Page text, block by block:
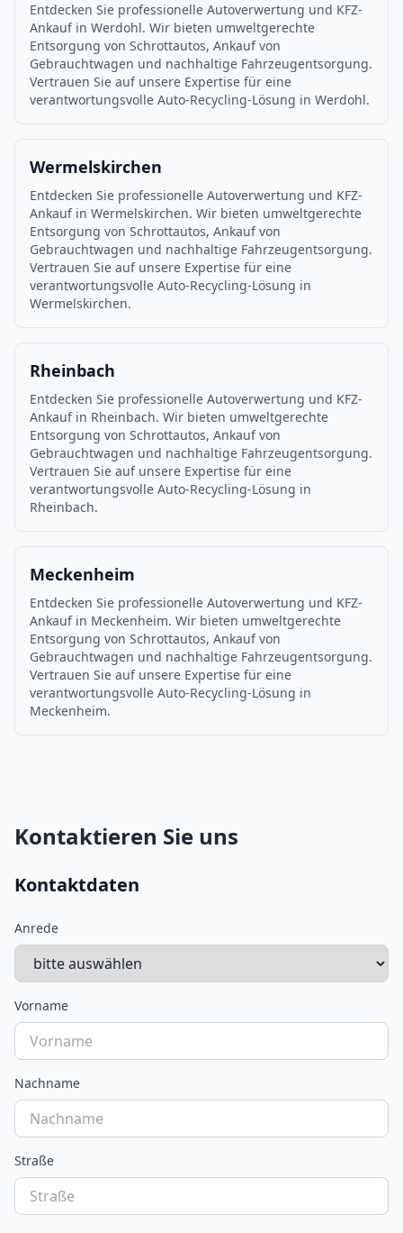
Entdecken Sie professionelle Autoverwertung und KFZ-
Ankauf in Werdohl. Wir bieten umweltgerechte
Entsorgung von Schrottautos, Ankauf von
Gebrauchtwagen und nachhaltige Fahrzeugentsorgung.
Vertrauen Sie auf unsere Expertise für eine
verantwortungsvolle Auto-Recycling-Lösung in Werdohl.
Wermelskirchen
Entdecken Sie professionelle Autoverwertung und KFZ-
Ankauf in Wermelskirchen. Wir bieten umweltgerechte
Entsorgung von Schrottautos, Ankauf von
Gebrauchtwagen und nachhaltige Fahrzeugentsorgung.
Vertrauen Sie auf unsere Expertise für eine
verantwortungsvolle Auto-Recycling-Lösung in
Wermelskirchen.
Rheinbach
Entdecken Sie professionelle Autoverwertung und KFZ-
Ankauf in Rheinbach. Wir bieten umweltgerechte
Entsorgung von Schrottautos, Ankauf von
Gebrauchtwagen und nachhaltige Fahrzeugentsorgung.
Vertrauen Sie auf unsere Expertise für eine
verantwortungsvolle Auto-Recycling-Lösung in
Rheinbach.
Meckenheim
Entdecken Sie professionelle Autoverwertung und KFZ-
Ankauf in Meckenheim. Wir bieten umweltgerechte
Entsorgung von Schrottautos, Ankauf von
Gebrauchtwagen und nachhaltige Fahrzeugentsorgung.
Vertrauen Sie auf unsere Expertise für eine
verantwortungsvolle Auto-Recycling-Lösung in
Meckenheim.
Kontaktieren Sie uns
Kontaktdaten
Anrede
Vorname
Nachname
Straße